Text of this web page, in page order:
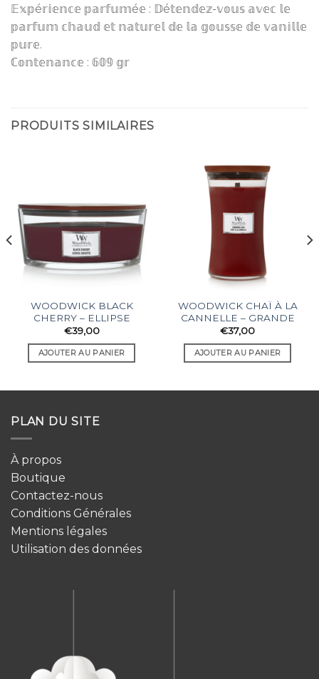
𝔼𝕩𝕡é𝕣𝕚𝕖𝕟𝕔𝕖 𝕡𝕒𝕣𝕗𝕦𝕞é𝕖 : 𝔻é𝕥𝕖𝕟𝕕𝕖𝕫-𝕧𝕠𝕦𝕤 𝕒𝕧𝕖𝕔 𝕝𝕖
𝕡𝕒𝕣𝕗𝕦𝕞 𝕔𝕙𝕒𝕦𝕕 𝕖𝕥 𝕟𝕒𝕥𝕦𝕣𝕖𝕝 𝕕𝕖 𝕝𝕒 𝕘𝕠𝕦𝕤𝕤𝕖 𝕕𝕖 𝕧𝕒𝕟𝕚𝕝𝕝𝕖
𝕡𝕦𝕣𝕖.
ℂ𝕠𝕟𝕥𝕖𝕟𝕒𝕟𝕔𝕖 : 𝟞𝟘𝟡 𝕘𝕣
PRODUITS SIMILAIRES
WOODWICK BLACK
CHERRY – ELLIPSE
€39,00
AJOUTER AU PANIER
WOODWICK CHAÏ À LA
CANNELLE – GRANDE
€37,00
AJOUTER AU PANIER
PLAN DU SITE
À propos
Boutique
Contactez-nous
Conditions Générales
Mentions légales
Utilisation des données